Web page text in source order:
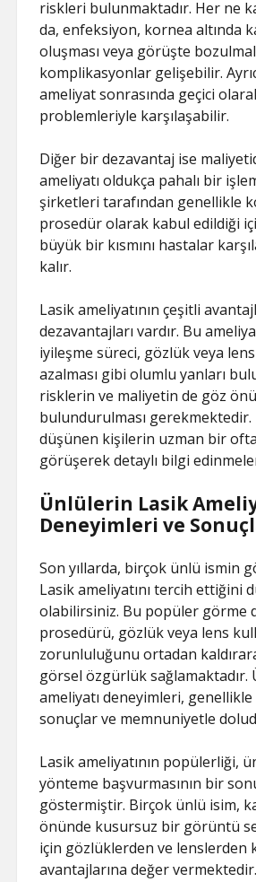
riskleri bulunmaktadır. Her ne
da, enfeksiyon, kornea altında
oluşması veya görüşte
komplikasyonlar gelişebilir.
ameliyat sonrasında geçici
problemleriyle karşılaşabilir.
Diğer bir dezavantaj ise
ameliyatı oldukça pahalı bir
şirketleri tarafından genellikle
prosedür olarak kabul edildiği
büyük bir kısmını hastalar
kalır.
Lasik ameliyatının çeşitli
dezavantajları vardır. Bu
iyileşme süreci, gözlük veya lens
azalması gibi olumlu yanları
risklerin ve maliyetin de göz
bulundurulması gerekmektedir.
düşünen kişilerin uzman bir
görüşerek detaylı bilgi
Ünlülerin Lasik
Deneyimleri ve
Son yıllarda, birçok ünlü ismin
Lasik ameliyatını tercih ettiğini
olabilirsiniz. Bu popüler görme
prosedürü, gözlük veya lens
zorunluluğunu ortadan
görsel özgürlük sağlamaktadır.
ameliyatı deneyimleri, genellikle
sonuçlar ve memnuniyetle
Lasik ameliyatının popülerliği,
yönteme başvurmasının bir
göstermiştir. Birçok ünlü isim,
önünde kusursuz bir görüntü
için gözlüklerden ve lenslerden
avantajlarına değer vermektedir.